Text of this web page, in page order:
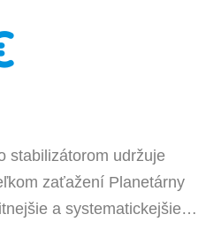
stabilizátorom udržuje
zaťažení Planetárny
a systematickejšie…